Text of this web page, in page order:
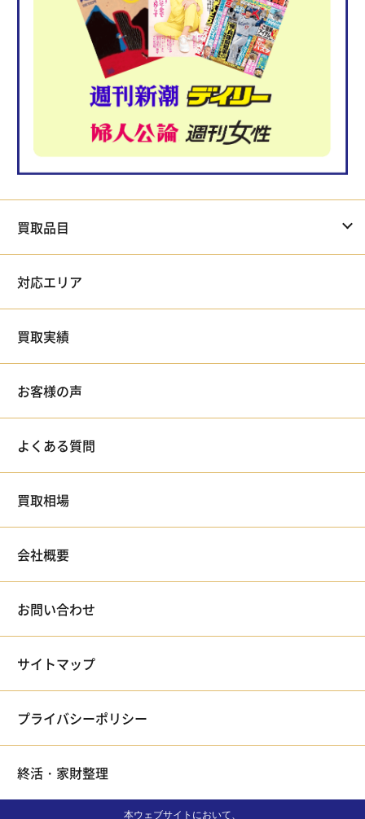
買取品目
対応エリア
買取実績
お客様の声
よくある質問
買取相場
会社概要
お問い合わせ
サイトマップ
プライバシーポリシー
終活・家財整理
本ウェブサイトにおいて、